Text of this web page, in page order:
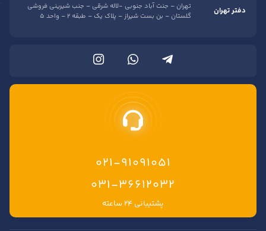
دفتر تهران
تهران – جنت آباد جنوبی -لاله شرقی – جنب شیرینی فروشی
گلستان – بن بست شیراز – پلاک یک – طبقه 2 – واحد 5
021-91091051
۰۳۱-۳۶۶۱۲۰۳۲
پشتیبانی ۲۴ ساعته